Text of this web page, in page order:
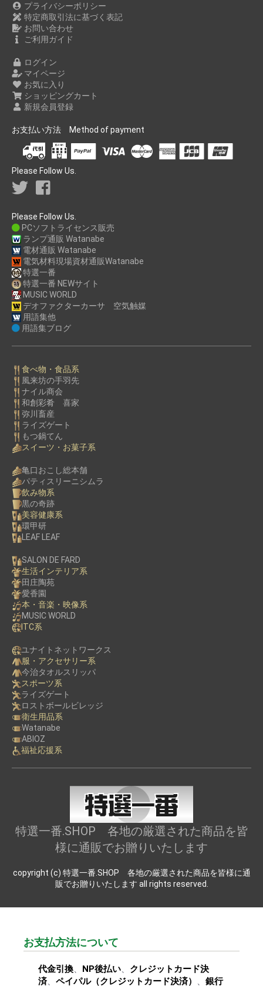
プライバシーポリシー
特定商取引法に基づく表記
お問い合わせ
ご利用ガイド
ログイン
マイページ
お気に入り
ショッピングカート
新規会員登録
お支払い方法 Method of payment
Please Follow Us.
Please Follow Us.
PCソフトライセンス販売
ランプ通販 Watanabe
電材通販 Watanabe
電気材料現場資材通販Watanabe
特選一番
特選一番 NEWサイト
MUSIC WORLD
デオファクターカーサ 空気触媒
用語集他
用語集ブログ
食べ物・食品系
風来坊の手羽先
ナイル商会
和創彩肴 喜家
弥川畜産
ライズゲート
もつ鍋てん
スイーツ・お菓子系
亀口おこし総本舗
パティスリーニシムラ
飲み物系
黒の奇跡
美容健康系
環甲研
LEAF LEAF
SALON DE FARD
生活インテリア系
田庄陶苑
愛香園
本・音楽・映像系
MUSIC WORLD
ITC系
ユナイトネットワークス
服・アクセサリー系
今治タオルスリッパ
スポーツ系
ライズゲート
ロストボールビレッジ
衛生用品系
Watanabe
ABIOZ
福祉応援系
特選一番.SHOP 各地の厳選された商品を皆
様に通販でお贈りいたします
copyright (c) 特選一番.SHOP 各地の厳選された商品を皆様に通
販でお贈りいたします all rights reserved.
お支払方法について
代金引換、 NP後払い、 クレジットカード決
済、 ペイパル（クレジットカード決済） 、 銀行